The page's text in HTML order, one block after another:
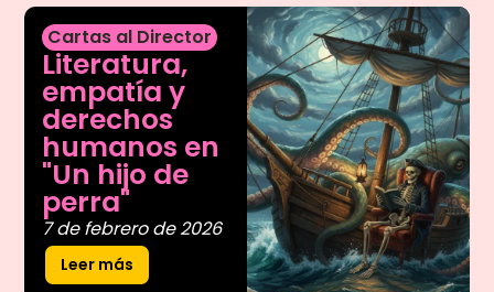
Cartas al Director
Literatura,
empatía y
derechos
humanos en
"Un hijo de
perra"
7 de febrero de 2026
Leer más